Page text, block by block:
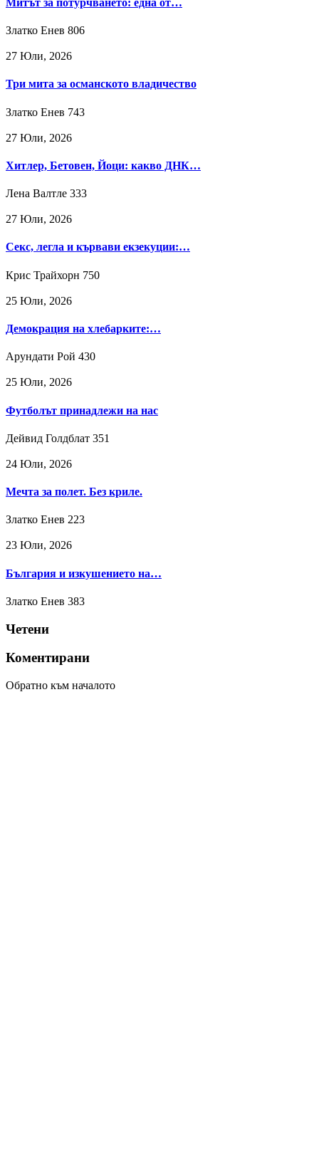
Златко Енев 806
27 Юли, 2026
Три мита за османското владичество
Златко Енев 743
27 Юли, 2026
Хитлер, Бетовен, Йоци: какво ДНК…
Лена Валтле 333
27 Юли, 2026
Секс, легла и кървави екзекуции:…
Крис Трайхорн 750
25 Юли, 2026
Демокрация на хлебарките:…
Арундати Рой 430
25 Юли, 2026
Футболът принадлежи на нас
Дейвид Голдблат 351
24 Юли, 2026
Мечта за полет. Без криле.
Златко Енев 223
23 Юли, 2026
България и изкушението на…
Златко Енев 383
Четени
Коментирани
Обратно към началото